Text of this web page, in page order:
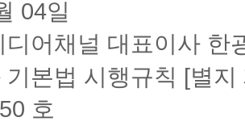
04일
디어채널 대표이사 한
기본법 시행규칙 [별지
호